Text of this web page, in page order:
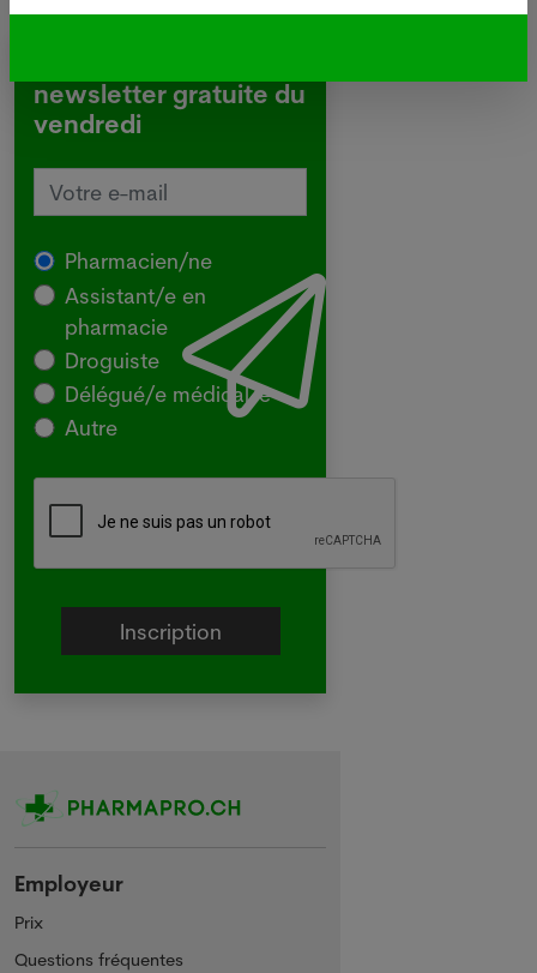
newsletter gratuite du
vendredi
Pharmacien/ne
Assistant/e en
pharmacie
Droguiste
Délégué/e médical/e
Autre
Employeur
Prix
Questions fréquentes